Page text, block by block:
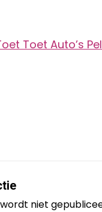
Toet Auto’s
niet